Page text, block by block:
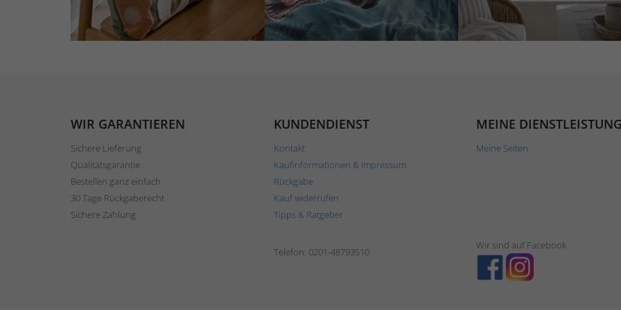
WIR GARANTIEREN
Sichere Lieferung
Qualitätsgarantie
Bestellen ganz einfach
30 Tage Rückgaberecht
Sichere Zahlung
KUNDENDIENST
Kontakt
Kaufinformationen & Impressum
Rückgabe
Kauf widerrufen
Tipps & Ratgeber
MEINE
Meine Seiten
Telefon: 0201-48793510
Wir sind auf Facebook